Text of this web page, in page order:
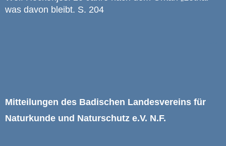
was davon bleibt. S. 204
Mitteilungen des Badischen Landesvereins für
Naturkunde und Naturschutz e.V. N.F.